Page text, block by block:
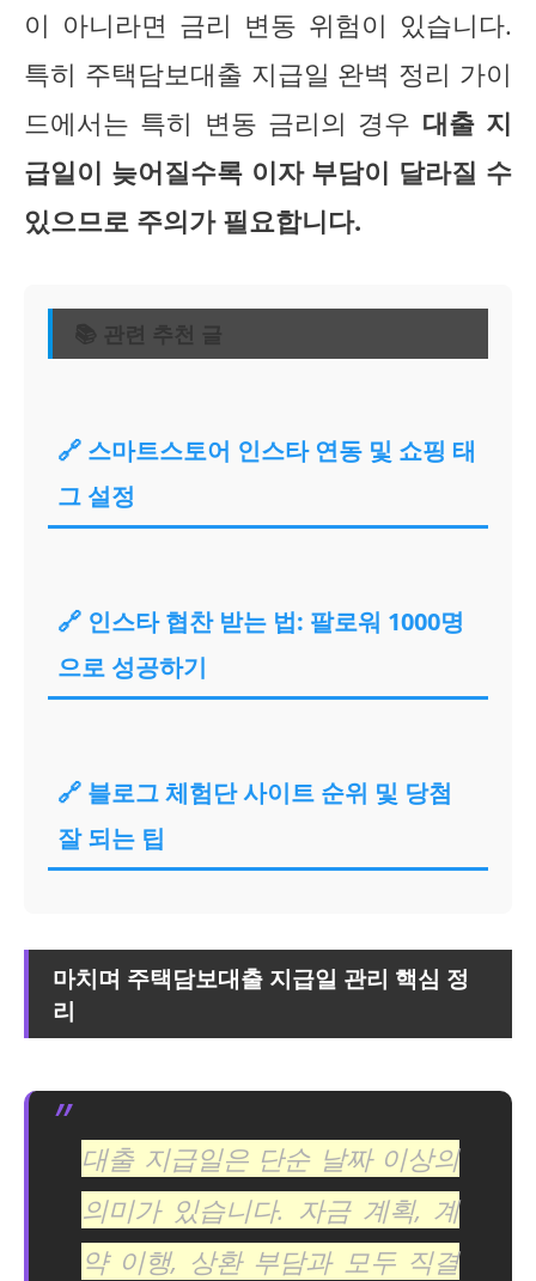
이 아니라면 금리 변동 위험이 있습니다.
특히 주택담보대출 지급일 완벽 정리 가이
드에서는 특히 변동 금리의 경우 대출 지
급일이 늦어질수록 이자 부담이 달라질 수
있으므로 주의가 필요합니다.
📚 관련 추천 글
🔗 스마트스토어 인스타 연동 및 쇼핑 태
그 설정
🔗 인스타 협찬 받는 법: 팔로워 1000명
으로 성공하기
🔗 블로그 체험단 사이트 순위 및 당첨
잘 되는 팁
마치며 주택담보대출 지급일 관리 핵심 정
리
대출 지급일은 단순 날짜 이상의
의미가 있습니다. 자금 계획, 계
약 이행, 상환 부담과 모두 직결